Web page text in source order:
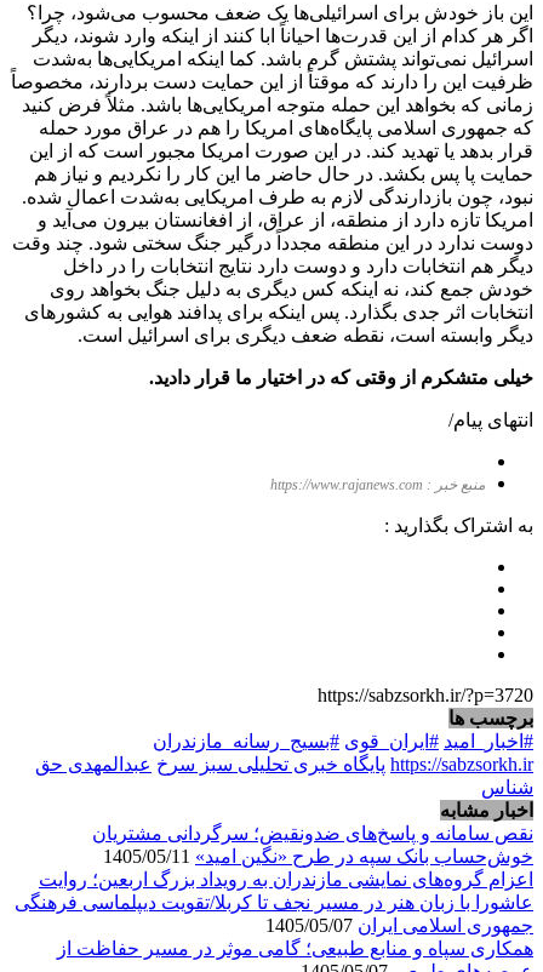
این باز خودش برای اسرائیلی‌ها یک ضعف محسوب می‌شود، چرا؟
اگر هر کدام از این قدرت‌ها احیاناً ابا کنند از اینکه وارد شوند، دیگر
اسرائیل نمی‌تواند پشتش گرم باشد. کما اینکه امریکایی‌ها به‌شدت
ظرفیت این را دارند که موقتاً از این حمایت دست بردارند، مخصوصاً
زمانی که بخواهد این حمله متوجه امریکایی‌ها باشد. مثلاً فرض کنید
که جمهوری اسلامی پایگاه‌های امریکا را هم در عراق مورد حمله
قرار بدهد یا تهدید کند. در این صورت امریکا مجبور است که از این
حمایت پا پس بکشد. در حال حاضر ما این کار را نکردیم و نیاز هم
نبود، چون بازدارندگی لازم به طرف امریکایی به‌شدت اعمال شده.
امریکا تازه دارد از منطقه، از عراق، از افغانستان بیرون می‌آید و
دوست ندارد در این منطقه مجدداً درگیر جنگ سختی شود. چند وقت
دیگر هم انتخابات دارد و دوست دارد نتایج انتخابات را در داخل
خودش جمع کند، نه اینکه کس دیگری به دلیل جنگ بخواهد روی
انتخابات اثر جدی بگذارد. پس اینکه برای پدافند هوایی به کشورهای
دیگر وابسته است، نقطه ضعف دیگری برای اسرائیل است.
خیلی متشکرم از وقتی که در اختیار ما قرار دادید.
انتهای پیام/
منبع خبر : https://www.rajanews.com
به اشتراک بگذارید :
https://sabzsorkh.ir/?p=3720
برچسب ها
#اخبار_امید #ایران_قوی #بسیج_رسانه_مازندران
https://sabzsorkh.ir پایگاه خبری تحلیلی سبز سرخ عبدالمهدی حق
شناس
اخبار مشابه
نقص سامانه و پاسخ‌های ضدونقیض؛ سرگردانی مشتریان
خوش‌حساب بانک سپه در طرح «نگین امید»
اعزام گروه‌های نمایشی مازندران به رویداد بزرگ اربعین؛ روایت
عاشورا با زبان هنر در مسیر نجف تا کربلا/تقویت دیپلماسی فرهنگی
جمهوری اسلامی ایران
همکاری سپاه و منابع طبیعی؛ گامی موثر در مسیر حفاظت از